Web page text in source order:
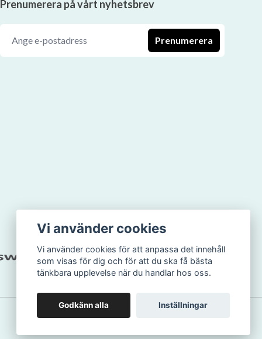
Prenumerera på vårt nyhetsbrev
Prenumerera
Vi använder cookies
Vi använder cookies för att anpassa det innehåll
som visas för dig och för att du ska få bästa
tänkbara upplevelse när du handlar hos oss.
Godkänn alla Inställningar